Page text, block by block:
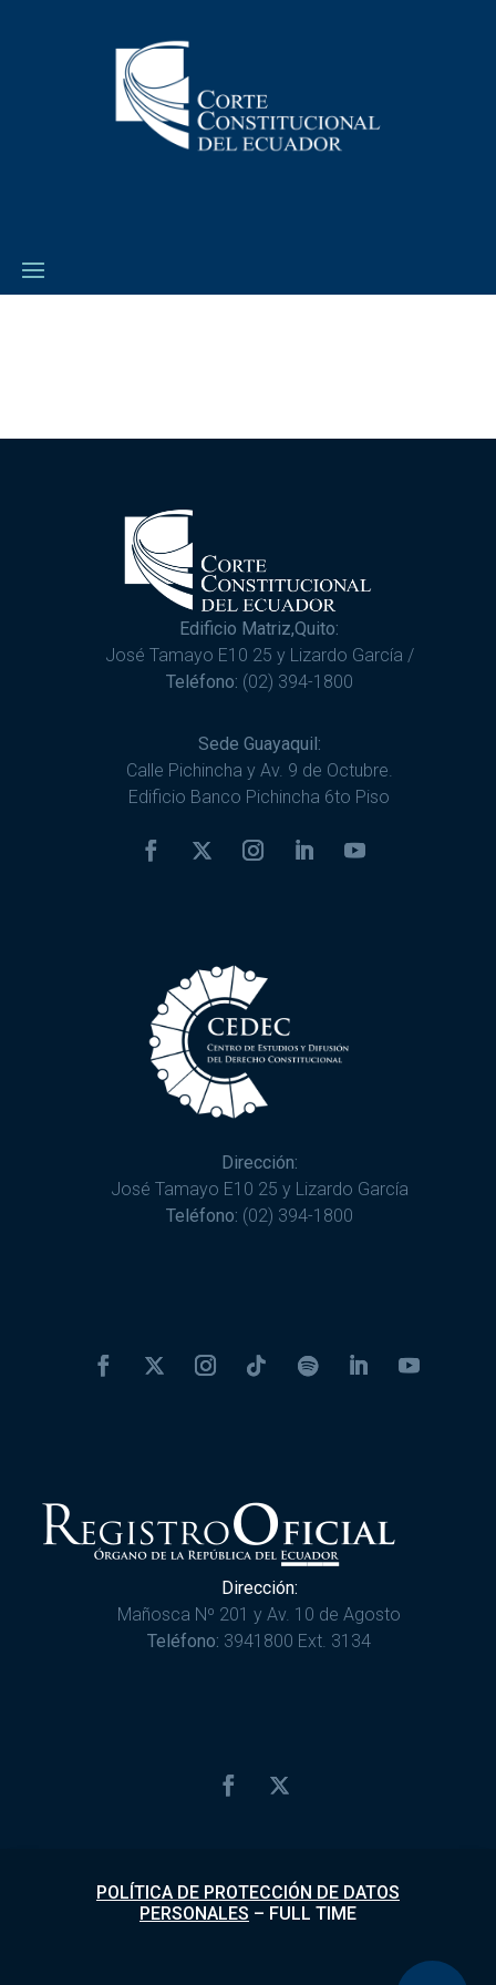
Edificio Matriz,Quito:
José Tamayo E10 25 y Lizardo García /
Teléfono: (02) 394-1800
Sede Guayaquil:
Calle Pichincha y Av. 9 de Octubre.
Edificio Banco Pichincha 6to Piso
Dirección:
José Tamayo E10 25 y Lizardo García
Teléfono: (02) 394-1800
Dirección:
Mañosca Nº 201 y Av. 10 de Agosto
Teléfono: 3941800 Ext. 3134
POLÍTICA DE PROTECCIÓN DE DATOS
PERSONALES – FULL TIME